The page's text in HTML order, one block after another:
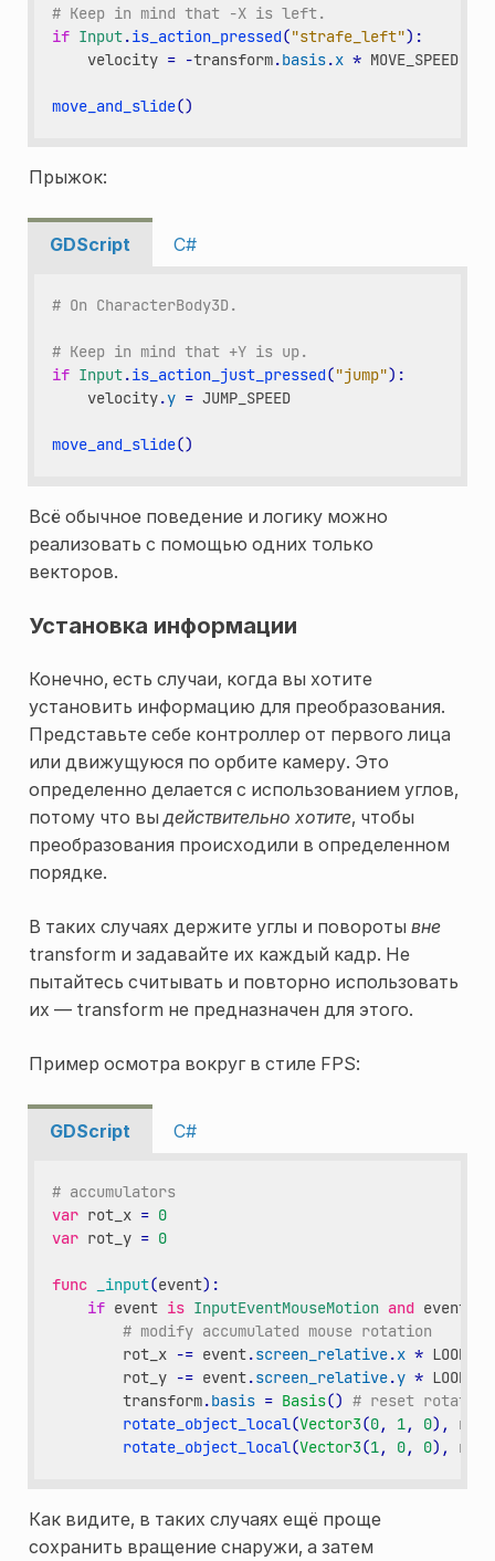
# Keep in mind that -X is left.
if Input.is_action_pressed("strafe_left"):
velocity = -transform.basis.x * MOVE_SPEED
move_and_slide()
Прыжок:
GDScript C#
# On CharacterBody3D.
# Keep in mind that +Y is up.
if Input.is_action_just_pressed("jump"):
velocity.y = JUMP_SPEED
move_and_slide()
Всё обычное поведение и логику можно
реализовать с помощью одних только
векторов.
Установка информации
Конечно, есть случаи, когда вы хотите
установить информацию для преобразования.
Представьте себе контроллер от первого лица
или движущуюся по орбите камеру. Это
определенно делается с использованием углов,
потому что вы действительно хотите, чтобы
преобразования происходили в определенном
порядке.
В таких случаях держите углы и повороты вне
transform и задавайте их каждый кадр. Не
пытайтесь считывать и повторно использовать
их — transform не предназначен для этого.
Пример осмотра вокруг в стиле FPS:
GDScript C#
# accumulators
var rot_x = 0
var rot_y = 0
func _input(event):
if event is InputEventMouseMotion and event
# modify accumulated mouse rotation
rot_x -= event.screen_relative.x *
rot_y -= event.screen_relative.y *
transform.basis = Basis() # reset rotation
rotate_object_local(Vector3(0, 1, 0),
rotate_object_local(Vector3(1, 0, 0),
Как видите, в таких случаях ещё проще
сохранить вращение снаружи, а затем